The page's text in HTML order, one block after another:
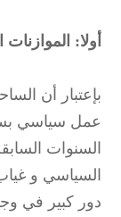
أولا:
بإعتبار أن
عمل سياسي
السنوات
السياسي و
دور كبير في